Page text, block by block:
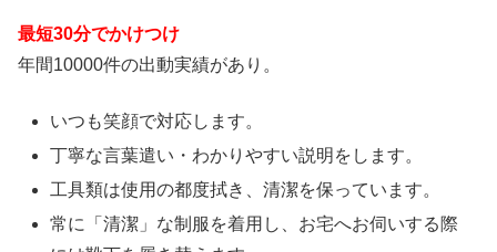
最短30分でかけつけ
年間10000件の出動実績があり。
いつも笑顔で対応します。
丁寧な言葉遣い・わかりやすい説明をします。
工具類は使用の都度拭き、清潔を保っています。
常に「清潔」な制服を着用し、お宅へお伺いする際